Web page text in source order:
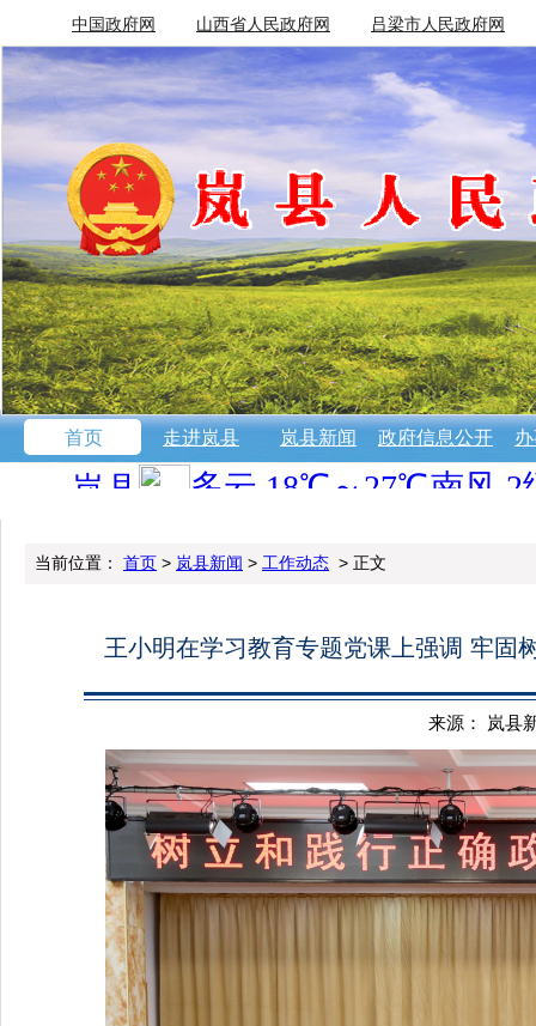
中国政府网 山西省人民政府网 吕梁市人民政府网
首页 走进岚县 岚县新闻 政府信息公开
当前位置： 首页 > 岚县新闻 > 工作动态 > 正文
王小明在学习教育专题党课上强调 牢固
来源： 岚县